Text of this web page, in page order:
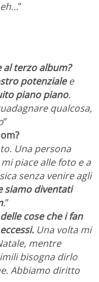
”
al terzo album?
potenzialee
piano piano.
qualcosa,
”
Una persona
piace alle foto e a
senza venire agli
siamo diventati
.”
cose che i fan
Una volta mi
mentre
bisogna dirlo
Abbiamo diritto